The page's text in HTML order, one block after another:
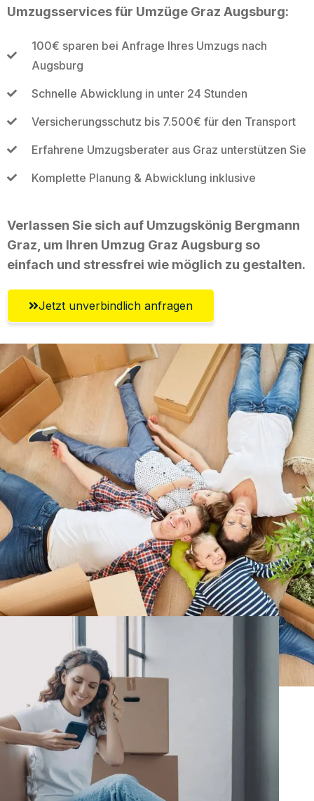
Umzugsservices für Umzüge Graz Augsburg:
100€ sparen bei Anfrage Ihres Umzugs nach
Augsburg
Schnelle Abwicklung in unter 24 Stunden
Versicherungsschutz bis 7.500€ für den Transport
Erfahrene Umzugsberater aus Graz unterstützen Sie
Komplette Planung & Abwicklung inklusive
Verlassen Sie sich auf Umzugskönig Bergmann
Graz, um Ihren Umzug Graz Augsburg so
einfach und stressfrei wie möglich zu gestalten.
Jetzt unverbindlich anfragen